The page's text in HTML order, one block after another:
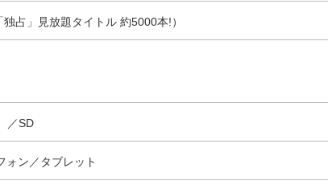
占」見放題タイトル 約5000本!）
／SD
ォン／タブレット